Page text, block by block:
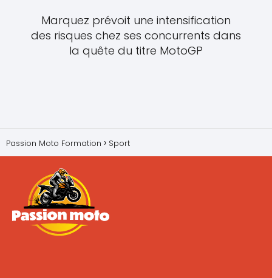
Marquez prévoit une intensification
des risques chez ses concurrents dans
la quête du titre MotoGP
Passion Moto Formation Sport